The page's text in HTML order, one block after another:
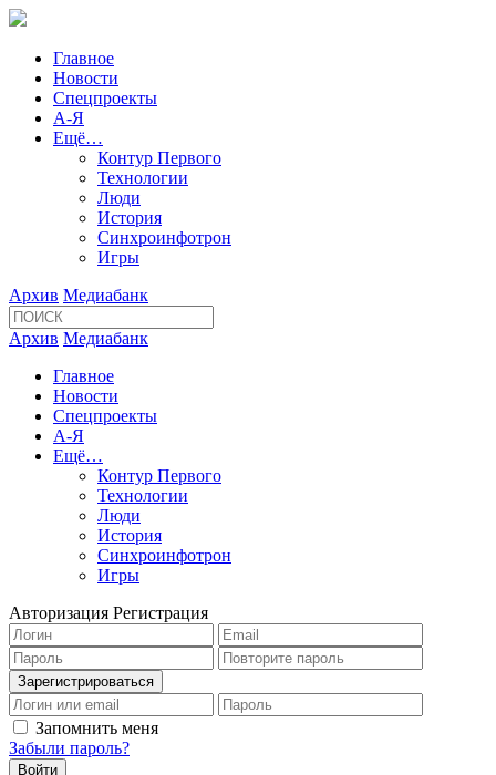
Главное
Новости
Спецпроекты
А-Я
Ещё…
Контур Первого
Технологии
Люди
История
Синхроинфотрон
Игры
Архив Медиабанк
Архив Медиабанк
Главное
Новости
Спецпроекты
А-Я
Ещё…
Контур Первого
Технологии
Люди
История
Синхроинфотрон
Игры
Авторизация Регистрация
Запомнить меня
Забыли пароль?